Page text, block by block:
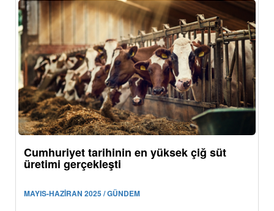
Cumhuriyet tarihinin en yüksek çiğ süt
üretimi gerçekleşti
MAYIS-HAZİRAN 2025 / GÜNDEM